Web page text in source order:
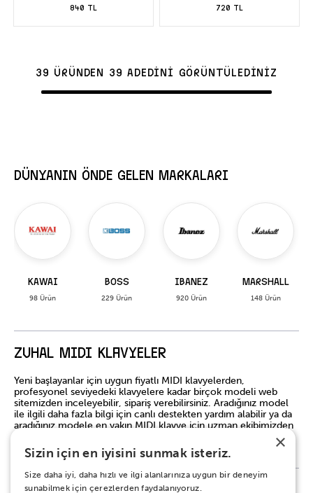
840 TL 720 TL
39 ÜRÜNDEN 39 ADEDİNİ GÖRÜNTÜLEDİNİZ
DÜNYANIN ÖNDE GELEN MARKALARI
KAWAI
98 Ürün
BOSS
229 Ürün
IBANEZ
920 Ürün
MARSHALL
148 Ürün
ZUHAL MIDI Klavyeler
Yeni başlayanlar için uygun fiyatlı MIDI klavyelerden,
profesyonel seviyedeki klavyelere kadar birçok modeli web
sitemizden inceleyebilir, sipariş verebilirsiniz. Aradığınız model
ile ilgili daha fazla bilgi için canlı destekten yardım alabilir ya da
aradığınız modele en yakın MIDI klavye için uzman ekibimizden
×
Sizin için en iyisini sunmak isteriz.
Size daha iyi, daha hızlı ve ilgi alanlarınıza uygun bir deneyim
sunabilmek için çerezlerden faydalanıyoruz.